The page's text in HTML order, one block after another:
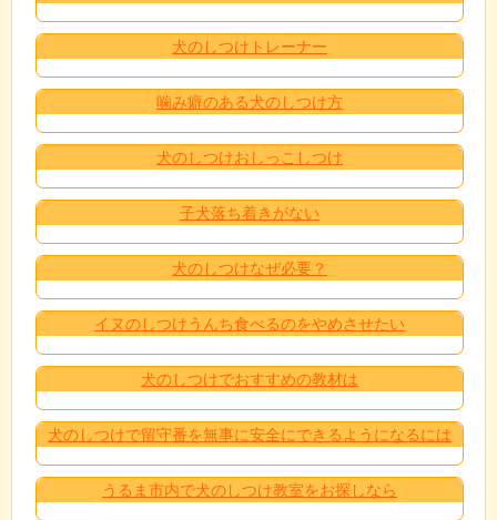
犬のしつけトレーナー
噛み癖のある犬のしつけ方
犬のしつけおしっこしつけ
子犬落ち着きがない
犬のしつけなぜ必要？
イヌのしつけうんち食べるのをやめさせたい
犬のしつけでおすすめの教材は
犬のしつけで留守番を無事に安全にできるようになるには
うるま市内で犬のしつけ教室をお探しなら